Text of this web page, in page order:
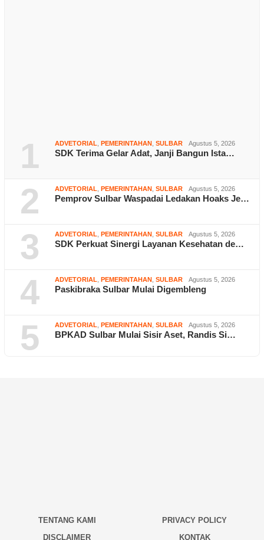
1 ADVETORIAL PEMERINTAHAN SULBAR Agustus 5, 2026
SDK Terima Gelar Adat, Janji Bangun Ista…
2 ADVETORIAL PEMERINTAHAN SULBAR Agustus 5, 2026
Pemprov Sulbar Waspadai Ledakan Hoaks Je…
3 ADVETORIAL PEMERINTAHAN SULBAR Agustus 5, 2026
SDK Perkuat Sinergi Layanan Kesehatan de…
4 ADVETORIAL PEMERINTAHAN SULBAR Agustus 5, 2026
Paskibraka Sulbar Mulai Digembleng
5 ADVETORIAL PEMERINTAHAN SULBAR Agustus 5, 2026
BPKAD Sulbar Mulai Sisir Aset, Randis Si…
TENTANG KAMI
PRIVACY POLICY
DISCLAIMER
KONTAK